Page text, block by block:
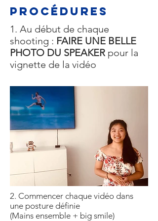
Procédures
1. Au début de chaque
shooting : FAIRE UNE BELLE
PHOTO DU SPEAKER pour la
vignette de la vidéo
2. Commencer chaque vidéo dans
une posture définie
(Mains ensemble + big smile)